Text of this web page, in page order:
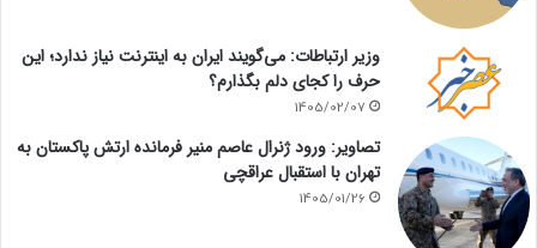
وزیر ارتباطات: می‌گویند ایران به اینترنت نیاز ندارد؛ این
حرف را کجای دلم بگذارم؟
1405/02/07
تصاویر: ورود ژنرال عاصم منیر فرمانده ارتش پاکستان به
تهران با استقبال عراقچی
1405/01/26